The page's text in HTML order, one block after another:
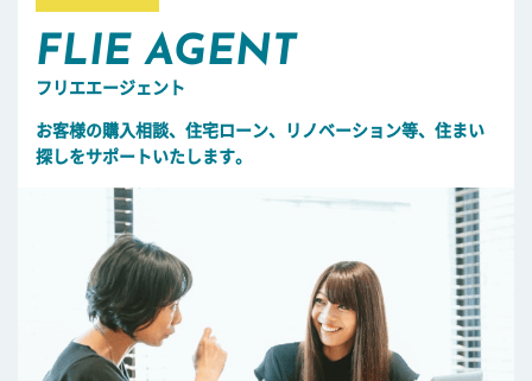
FLIE AGENT
フリエエージェント
お客様の購入相談、住宅ローン、リノベーション等、住まい
探しをサポートいたします。